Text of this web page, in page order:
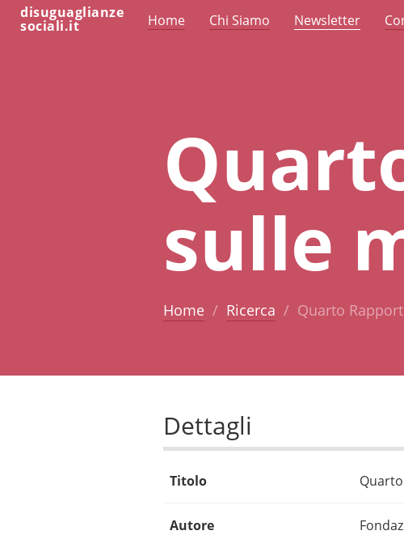
disuguaglianze
sociali.it Home Chi Siamo Newsletter
sulle
Home Ricerca Quarto
Dettagli
Titolo
Autore